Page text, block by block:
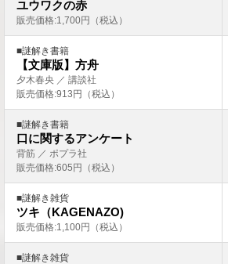
ユウワクの赤
販売価格:1,700円（税込）
■謎解き書籍
【文庫版】方舟
夕木春央 ／ 講談社
販売価格:913円（税込）
■謎解き書籍
口に関するアンケート
背筋 ／ ポプラ社
販売価格:605円（税込）
■謎解き雑貨
ツキ（KAGENAZO)
販売価格:1,100円（税込）
■謎解き雑貨